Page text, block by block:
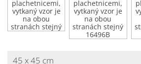
45 x 45 cm